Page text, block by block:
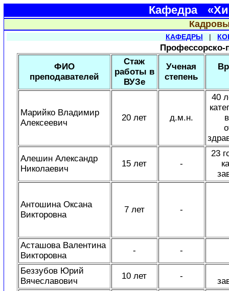
Кафедра
КАФЕДРЫ |
Профессорско-
ФИО
преподавателей
Стаж
работы в
ВУЗе
Ученая
степень
Марийко Владимир
Алексеевич
20 лет д.м.н.
40
Алешин Александр
Николаевич
15 лет -
23
Антошина Оксана
Викторовна
7 лет -
Асташова Валентина
Викторовна
- -
Беззубов Юрий
Вячеславович
10 лет -